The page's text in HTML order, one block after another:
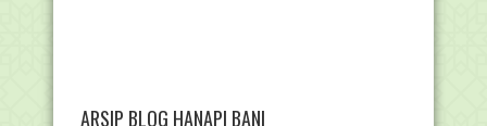
ARSIP BLOG HANAPI BANI